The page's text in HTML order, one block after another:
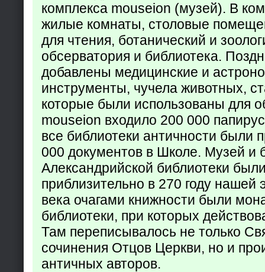
комплекса mouseion (музей). В
жилые комнаты, столовые
для чтения, ботанический и
обсерватория и библиотека.
добавлены медицинские и
инструменты, чучела животных,
которые были использованы для
mouseion входило 200 000
все библиотеки античности были
000 документов в Школе. Музей и
Александрийской библиотеки
приблизительно в 270 году
века очагами книжности были
библиотеки, при которых
Там переписывалось не только
сочинения Отцов Церкви, но и
античных авторов.